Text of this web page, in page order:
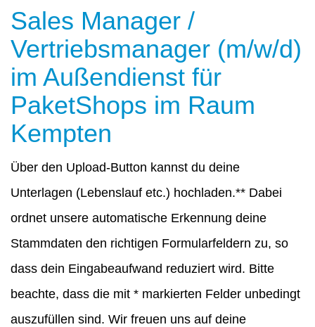
Sales Manager /
Vertriebsmanager (m/w/d)
im Außendienst für
PaketShops im Raum
Kempten
Über den Upload-Button kannst du deine
Unterlagen (Lebenslauf etc.) hochladen.** Dabei
ordnet unsere automatische Erkennung deine
Stammdaten den richtigen Formularfeldern zu, so
dass dein Eingabeaufwand reduziert wird. Bitte
beachte, dass die mit * markierten Felder unbedingt
auszufüllen sind. Wir freuen uns auf deine